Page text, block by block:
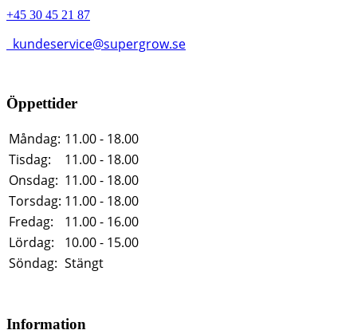
+45 30 45 21 87
kundeservice@supergrow.se
Öppettider
Måndag: 11.00 - 18.00
Tisdag:
11.00 - 18.00
Onsdag: 11.00 - 18.00
Torsdag: 11.00 - 18.00
Fredag:
11.00 - 16.00
Lördag:
10.00 - 15.00
Söndag: Stängt
Information